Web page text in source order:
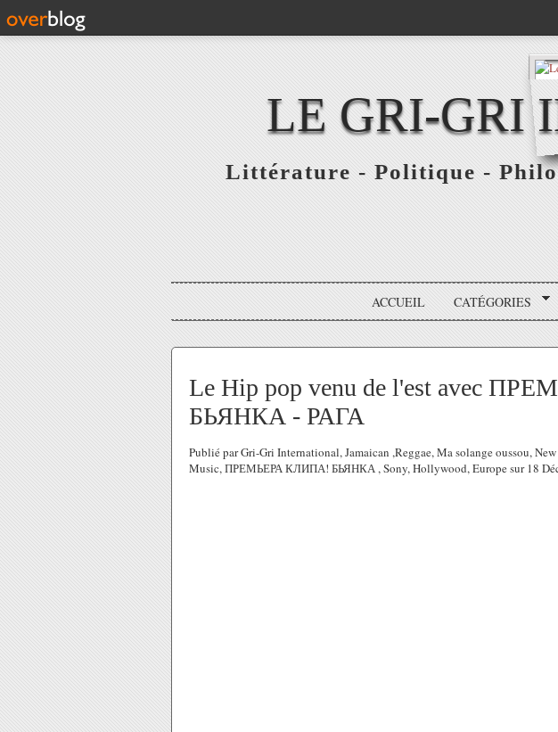
LE GRI-GRI
Littérature - Politique -
ACCUEIL CATÉGORIES
Le Hip pop venu de l'est avec
БЬЯНКА - РАГА
Publié par Gri-Gri International, Jamaican ,Reggae, Ma solange oussou,
Music, ПРЕМЬЕРА КЛИПА! БЬЯНКА , Sony, Hollywood, Europe sur 18